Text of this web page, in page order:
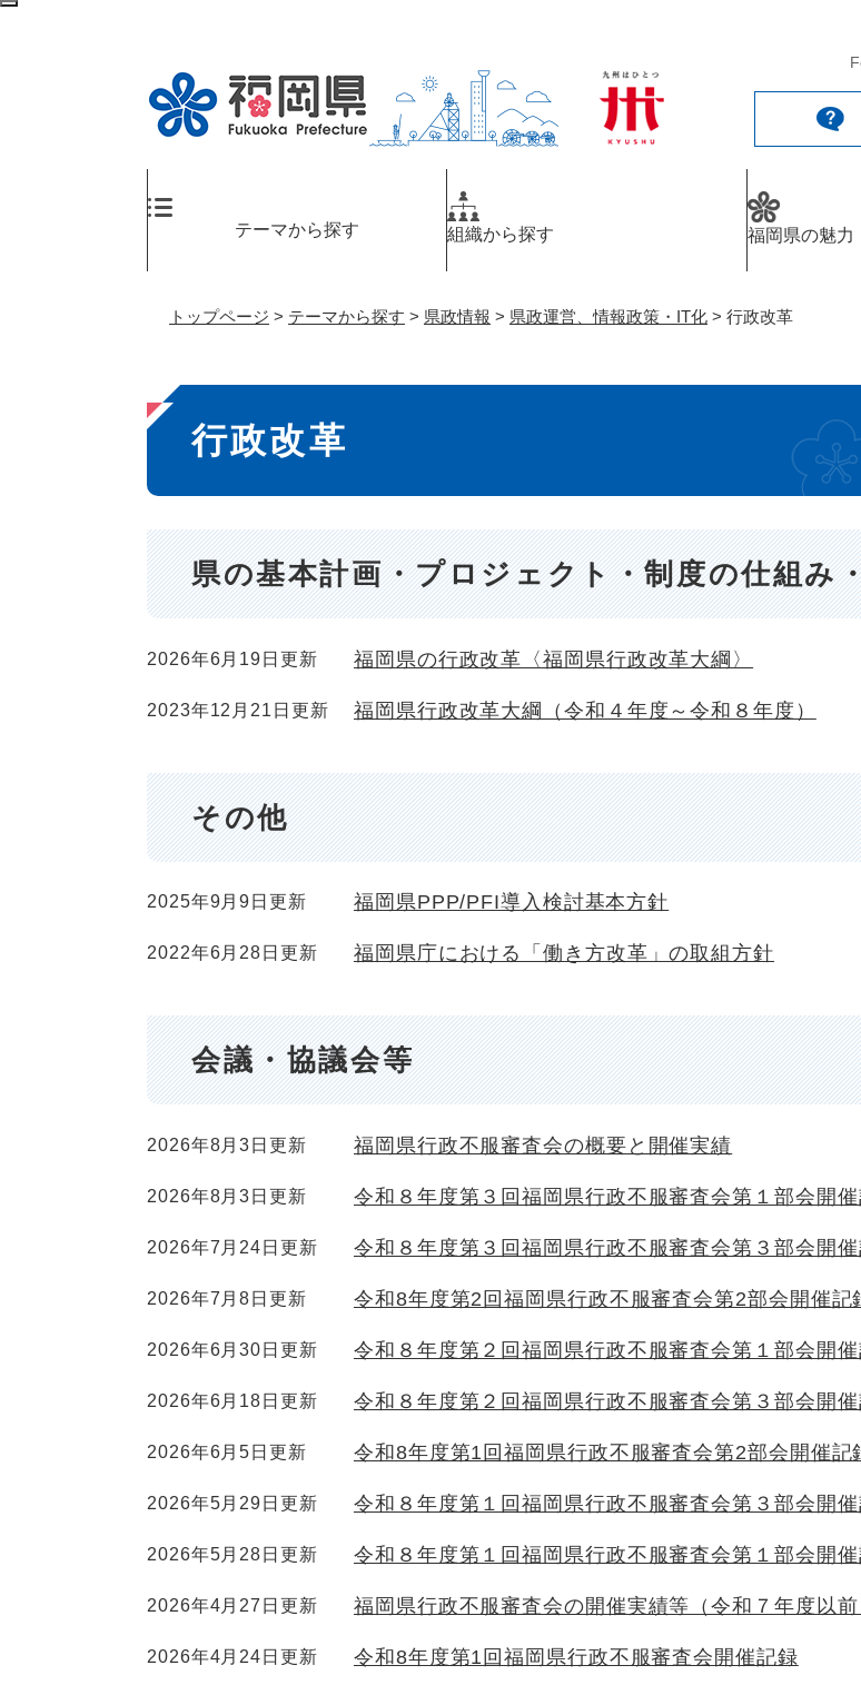
ペ
テーマから探す 組織から探す 福岡県の魅力
トップページ > テーマから探す > 県政情報 > 県政運営、情報政策・IT化 > 行政改革
本
文
行政改革
県の基本計画・プロジェクト・制度の仕組み
2026年6月19日更新 福岡県の行政改革〈福岡県行政改革大綱〉
2023年12月21日更新 福岡県行政改革大綱（令和４年度～令和８年度）
その他
2025年9月9日更新 福岡県PPP/PFI導入検討基本方針
2022年6月28日更新 福岡県庁における「働き方改革」の取組方針
会議・協議会等
2026年8月3日更新 福岡県行政不服審査会の概要と開催実績
2026年8月3日更新 令和８年度第３回福岡県行政不服審査会第１部会開
2026年7月24日更新 令和８年度第３回福岡県行政不服審査会第３部会開
2026年7月8日更新 令和8年度第2回福岡県行政不服審査会第2部会開催記
2026年6月30日更新 令和８年度第２回福岡県行政不服審査会第１部会開
2026年6月18日更新 令和８年度第２回福岡県行政不服審査会第３部会開
2026年6月5日更新 令和8年度第1回福岡県行政不服審査会第2部会開催記
2026年5月29日更新 令和８年度第１回福岡県行政不服審査会第３部会開
2026年5月28日更新 令和８年度第１回福岡県行政不服審査会第１部会開
2026年4月27日更新 福岡県行政不服審査会の開催実績等（令和７年度以前
2026年4月24日更新 令和8年度第1回福岡県行政不服審査会開催記録